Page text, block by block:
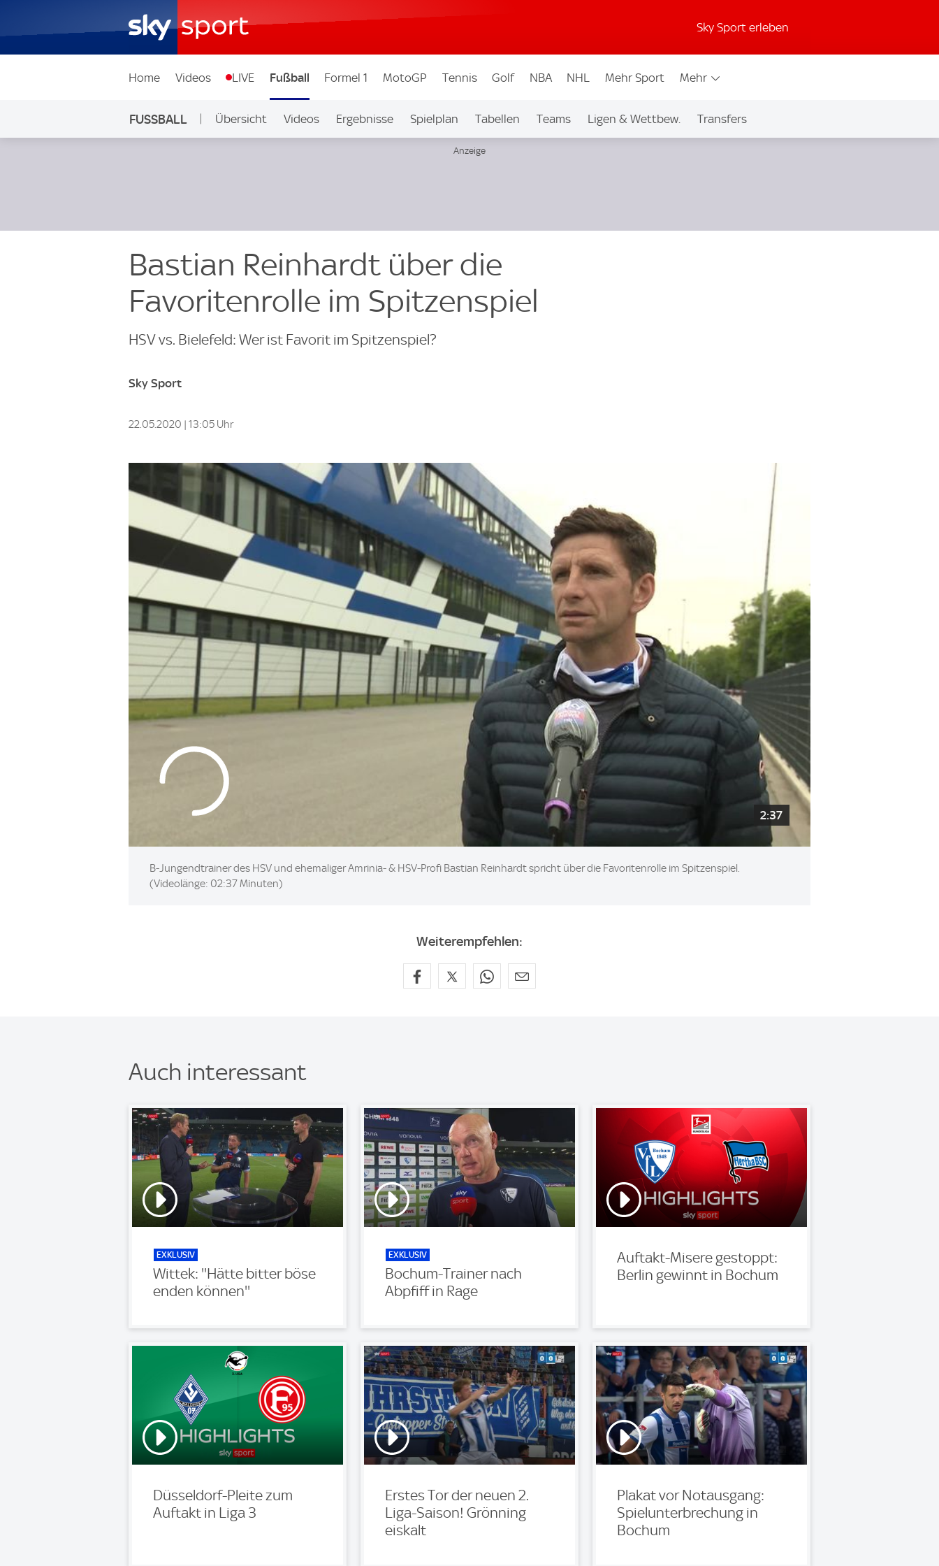
Sky Sport erleben
Home Videos LIVE Fußball Formel 1 MotoGP Tennis Golf NBA NHL Mehr Sport Mehr
FUSSBALL Übersicht Videos Ergebnisse Spielplan Tabellen Teams Ligen & Wettbew. Transfers
Bastian Reinhardt über die
Favoritenrolle im Spitzenspiel
HSV vs. Bielefeld: Wer ist Favorit im Spitzenspiel?
Sky Sport
22.05.2020 | 13:05 Uhr
2:37
B-Jungendtrainer des HSV und ehemaliger Amrinia- & HSV-Profi Bastian Reinhardt spricht über die Favoritenrolle im Spitzenspiel.
(Videolänge: 02:37 Minuten)
Weiterempfehlen:
Auch interessant
EXKLUSIV
Wittek: ''Hätte bitter böse
enden können''
EXKLUSIV
Bochum-Trainer nach
Abpfiff in Rage
Auftakt-Misere gestoppt:
Berlin gewinnt in Bochum
Düsseldorf-Pleite zum
Auftakt in Liga 3
Erstes Tor der neuen 2.
Liga-Saison! Grönning
eiskalt
Plakat vor Notausgang:
Spielunterbrechung in
Bochum